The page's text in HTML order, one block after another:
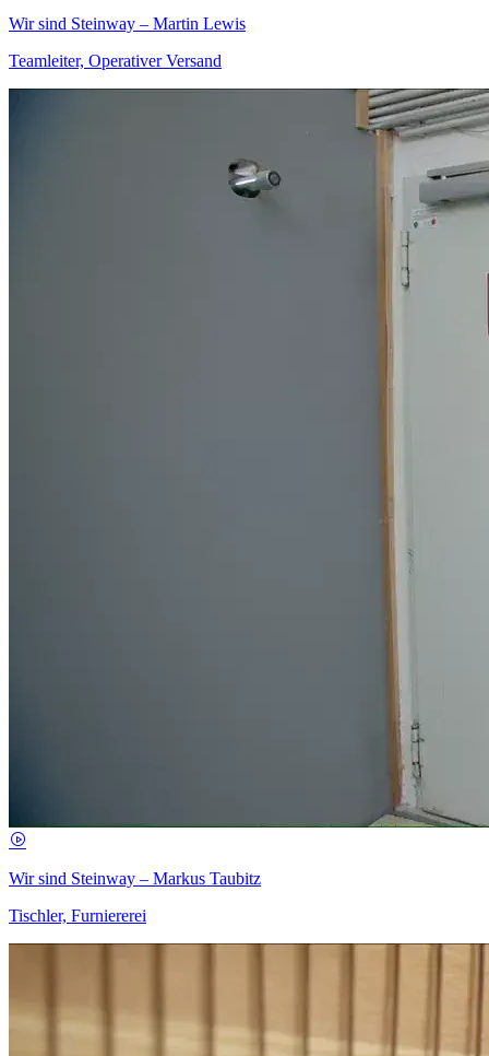
Wir sind Steinway – Martin Lewis
Teamleiter, Operativer Versand
Wir sind Steinway – Markus Taubitz
Tischler, Furniererei